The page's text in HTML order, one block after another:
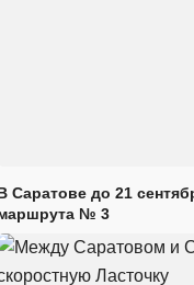
Саратове до 21
№ 3